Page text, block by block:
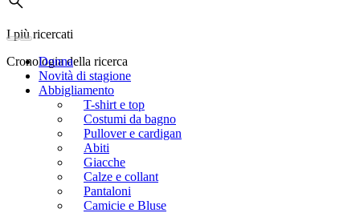
I più ricercati
Cronologia della ricerca
Donna
Novità di stagione
Abbigliamento
T-shirt e top
Costumi da bagno
Pullover e cardigan
Abiti
Giacche
Calze e collant
Pantaloni
Camicie e Bluse